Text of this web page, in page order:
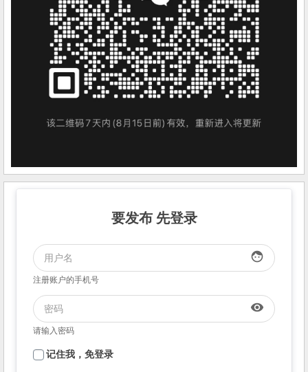
要发布 先登录
face
注册账户的手机号
visibility
请输入密码
记住我，免登录